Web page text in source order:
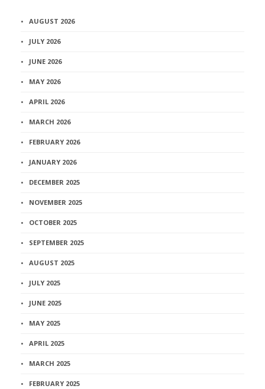
AUGUST 2026
JULY 2026
JUNE 2026
MAY 2026
APRIL 2026
MARCH 2026
FEBRUARY 2026
JANUARY 2026
DECEMBER 2025
NOVEMBER 2025
OCTOBER 2025
SEPTEMBER 2025
AUGUST 2025
JULY 2025
JUNE 2025
MAY 2025
APRIL 2025
MARCH 2025
FEBRUARY 2025